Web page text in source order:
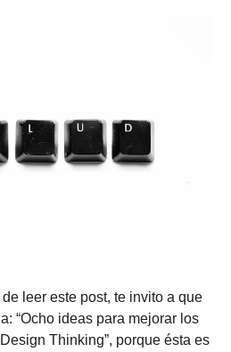
leer este post, te invito a que
“Ocho ideas para mejorar los
Thinking”, porque ésta es